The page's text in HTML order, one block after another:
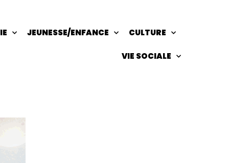
JEUNESSE/ENFANCE CULTURE
VIE SOCIALE